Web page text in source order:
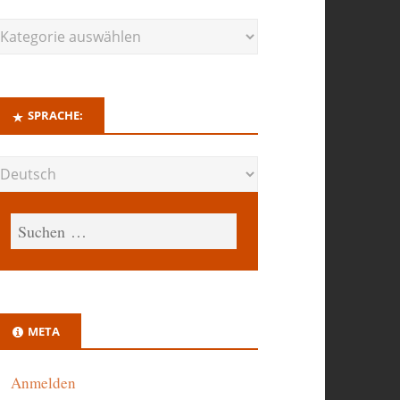
SPRACHE:
META
Anmelden